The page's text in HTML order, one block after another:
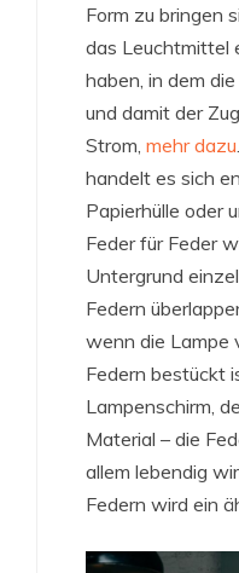
Form zu bringen
das Leuchtmittel
haben, in dem
und damit der
Strom, mehr dazu
handelt es sich
Papierhülle oder
Feder für Feder
Untergrund
Federn
wenn die Lampe
Federn bestückt
Lampenschirm,
Material – die
allem lebendig
Federn wird ein